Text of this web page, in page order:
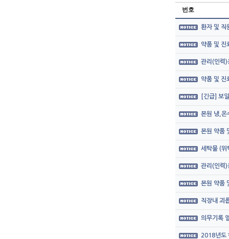
번호
환자 및 직
약품 및 진
관리(인력)
약품 및 진
[긴급] 보
본원 냉,온
본원 약품
세탁물 (위
관리(인력)
본원 약품
직장내 괴
의무기록
2018년도